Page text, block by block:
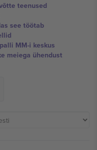
teenused
see töötab
MM-i keskus
meiega ühendust